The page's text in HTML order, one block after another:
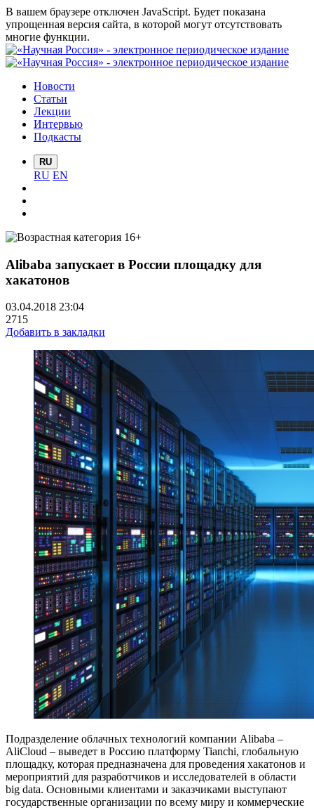
В вашем браузере отключен JavaScript. Будет показана
упрощенная версия сайта, в которой могут отсутствовать
многие функции.
Новости
Статьи
Лекции
Интервью
Подкасты
RU
RU EN
Alibaba запускает в России площадку для
хакатонов
03.04.2018 23:04
2715
Добавить в закладки
Подразделение облачных технологий компании Alibaba –
AliCloud – выведет в Россию платформу Tianchi, глобальную
площадку, которая предназначена для проведения хакатонов и
мероприятий для разработчиков и исследователей в области
big data. Основными клиентами и заказчиками выступают
государственные организации по всему миру и коммерческие